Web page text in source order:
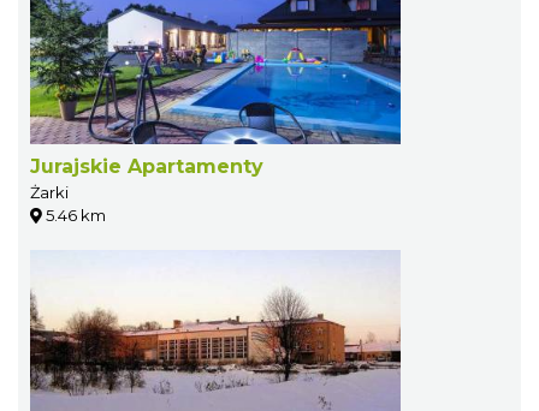
Jurajskie Apartamenty
Żarki
5.46 km